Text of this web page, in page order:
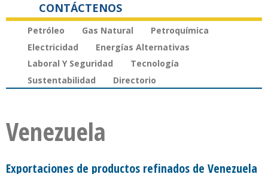
CONTÁCTENOS
Petróleo Gas Natural
Petroquímica
Electricidad
Energías Alternativas
Laboral Y Seguridad
Tecnología
Sustentabilidad
Directorio
Venezuela
Exportaciones de productos refinados de Venezuela